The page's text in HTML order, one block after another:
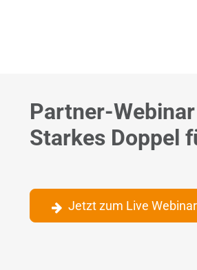
Partner-
Starkes Doppel
Jetzt zum Live